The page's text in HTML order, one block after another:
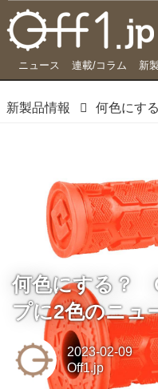
ニュース 連載/コラム 新
新製品情報
何色にする？
プに2色のニュ
2023-02-09
Off1.jp